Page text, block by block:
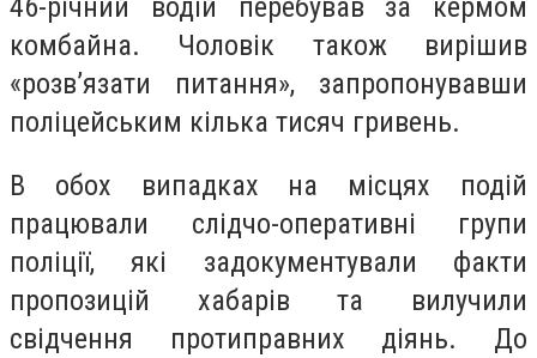
46-річний водій перебував за кермом
комбайна. Чоловік також вирішив
«розв’язати питання», запропонувавши
поліцейським кілька тисяч гривень.
В обох випадках на місцях подій
працювали слідчо-оперативні групи
поліції, які задокументували факти
пропозицій хабарів та вилучили
свідчення протиправних діянь. До